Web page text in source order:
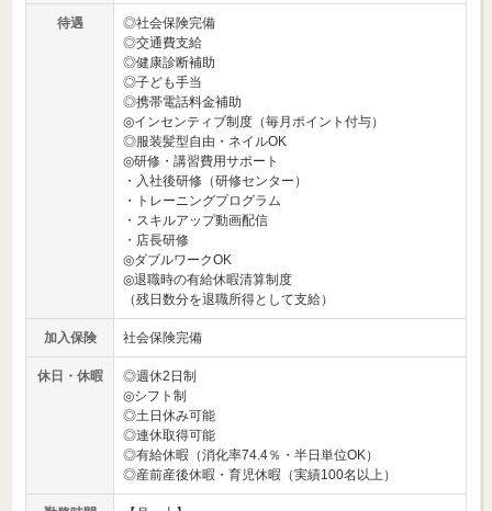
待遇
◎社会保険完備
◎交通費支給
◎健康診断補助
◎子ども手当
◎携帯電話料金補助
◎インセンティブ制度（毎月ポイント付与）
◎服装髪型自由・ネイルOK
◎研修・講習費用サポート
・入社後研修（研修センター）
・トレーニングプログラム
・スキルアップ動画配信
・店長研修
◎ダブルワークOK
◎退職時の有給休暇清算制度
（残日数分を退職所得として支給）
加入保険 社会保険完備
休日・休暇
◎週休2日制
◎シフト制
◎土日休み可能
◎連休取得可能
◎有給休暇（消化率74.4％・半日単位OK）
◎産前産後休暇・育児休暇（実績100名以上）